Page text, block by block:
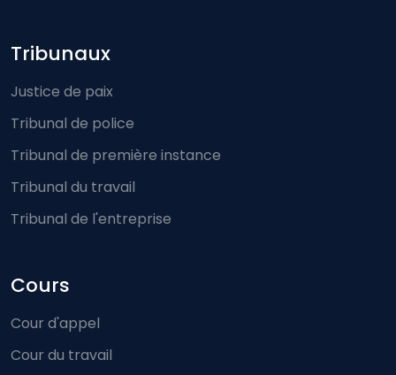
Footer-menu
Tribunaux
Justice de paix
Tribunal de police
Tribunal de première instance
Tribunal du travail
Tribunal de l'entreprise
Cours
Cour d'appel
Cour du travail